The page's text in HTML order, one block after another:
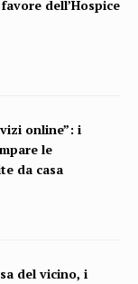
dell’Hospice
online”: i
le
da casa
del vicino, i